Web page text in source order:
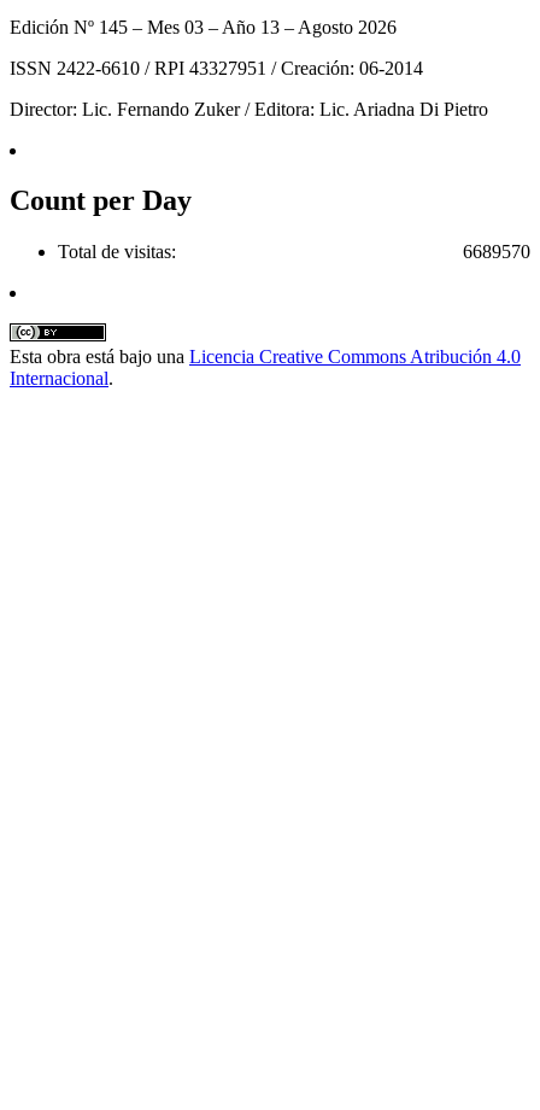
Edición Nº 145 – Mes 03 – Año 13 – Agosto 2026
ISSN 2422-6610 / RPI 43327951 / Creación: 06-2014
Director: Lic. Fernando Zuker / Editora: Lic. Ariadna Di Pietro
Count per Day
6689570
Total de visitas:
Esta obra está bajo una Licencia Creative Commons Atribución 4.0
Internacional.